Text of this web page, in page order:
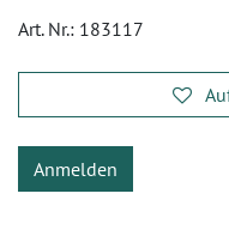
Art. Nr.: 183117
Anmelden